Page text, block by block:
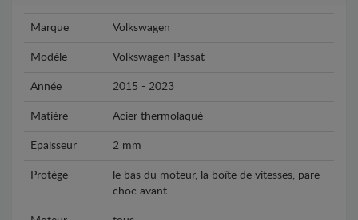
Marque Volkswagen
Modèle Volkswagen Passat
Année 2015 - 2023
Matière Acier thermolaqué
Epaisseur 2 mm
Protège
le bas du moteur, la boîte de vitesses, pare-
choc avant